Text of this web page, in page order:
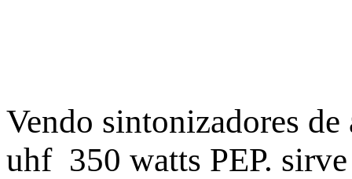
Vendo sintonizadores
uhf 350 watts PEP.